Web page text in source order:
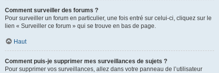
Comment surveiller des forums ?
Pour surveiller un forum en particulier, une fois entré sur celui-ci, cliquez sur le
lien « Surveiller ce forum » qui se trouve en bas de page.
Haut
Comment puis-je supprimer mes surveillances de sujets ?
Pour supprimer vos surveillances, allez dans votre panneau de l’utilisateur